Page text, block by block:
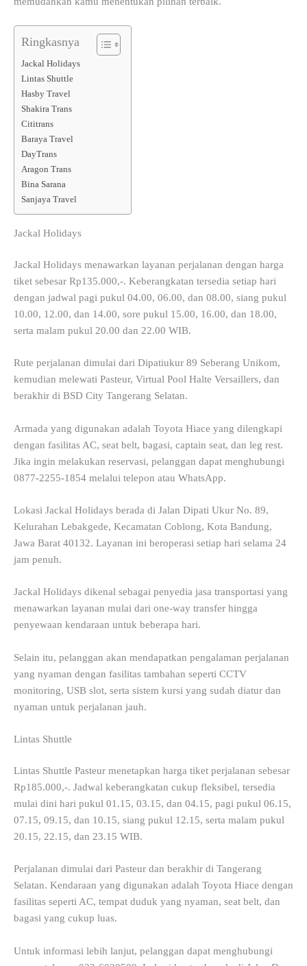
Ringkasnya
Jackal Holidays
Lintas Shuttle
Hasby Travel
Shakira Trans
Cititrans
Baraya Travel
DayTrans
Aragon Trans
Bina Sarana
Sanjaya Travel
Jackal Holidays
Jackal Holidays menawarkan layanan perjalanan dengan harga
tiket sebesar Rp135.000,-. Keberangkatan tersedia setiap hari
dengan jadwal pagi pukul 04.00, 06.00, dan 08.00, siang pukul
10.00, 12.00, dan 14.00, sore pukul 15.00, 16.00, dan 18.00,
serta malam pukul 20.00 dan 22.00 WIB.
Rute perjalanan dimulai dari Dipatiukur 89 Seberang Unikom,
kemudian melewati Pasteur, Virtual Pool Halte Versaillers, dan
berakhir di BSD City Tangerang Selatan.
Armada yang digunakan adalah Toyota Hiace yang dilengkapi
dengan fasilitas AC, seat belt, bagasi, captain seat, dan leg rest.
Jika ingin melakukan reservasi, pelanggan dapat menghubungi
0877-2255-1854 melalui telepon atau WhatsApp.
Lokasi Jackal Holidays berada di Jalan Dipati Ukur No. 89,
Kelurahan Lebakgede, Kecamatan Coblong, Kota Bandung,
Jawa Barat 40132. Layanan ini beroperasi setiap hari selama 24
jam penuh.
Jackal Holidays dikenal sebagai penyedia jasa transportasi yang
menawarkan layanan mulai dari one-way transfer hingga
penyewaan kendaraan untuk beberapa hari.
Selain itu, pelanggan akan mendapatkan pengalaman perjalanan
yang nyaman dengan fasilitas tambahan seperti CCTV
monitoring, USB slot, serta sistem kursi yang sudah diatur dan
nyaman untuk perjalanan jauh.
Lintas Shuttle
Lintas Shuttle Pasteur menetapkan harga tiket perjalanan sebesar
Rp185.000,-. Jadwal keberangkatan cukup fleksibel, tersedia
mulai dini hari pukul 01.15, 03.15, dan 04.15, pagi pukul 06.15,
07.15, 09.15, dan 10.15, siang pukul 12.15, serta malam pukul
20.15, 22.15, dan 23.15 WIB.
Perjalanan dimulai dari Pasteur dan berakhir di Tangerang
Selatan. Kendaraan yang digunakan adalah Toyota Hiace dengan
fasilitas seperti AC, tempat duduk yang nyaman, seat belt, dan
bagasi yang cukup luas.
Untuk informasi lebih lanjut, pelanggan dapat menghubungi